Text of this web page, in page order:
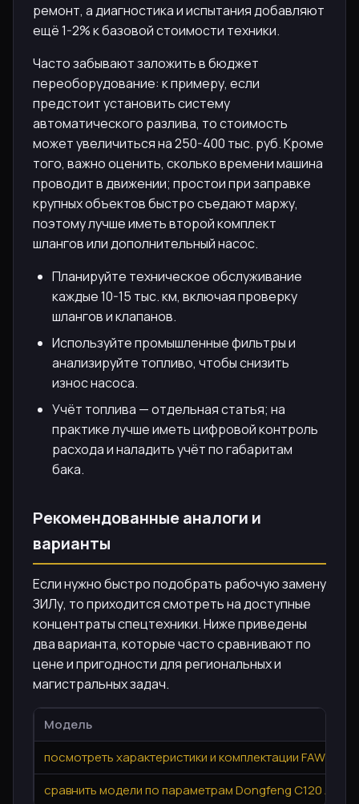
ремонт, а диагностика и испытания добавляют
ещё 1-2% к базовой стоимости техники.
Часто забывают заложить в бюджет
переоборудование: к примеру, если
предстоит установить систему
автоматического разлива, то стоимость
может увеличиться на 250-400 тыс. руб. Кроме
того, важно оценить, сколько времени машина
проводит в движении; простои при заправке
крупных объектов быстро съедают маржу,
поэтому лучше иметь второй комплект
шлангов или дополнительный насос.
Планируйте техническое обслуживание
каждые 10-15 тыс. км, включая проверку
шлангов и клапанов.
Используйте промышленные фильтры и
анализируйте топливо, чтобы снизить
износ насоса.
Учёт топлива — отдельная статья; на
практике лучше иметь цифровой контроль
расхода и наладить учёт по габаритам
бака.
Рекомендованные аналоги и
варианты
Если нужно быстро подобрать рабочую замену
ЗИЛу, то приходится смотреть на доступные
концентраты спецтехники. Ниже приведены
два варианта, которые часто сравнивают по
цене и пригодности для региональных и
магистральных задач.
Модель
посмотреть характеристики и комплектации FAW
сравнить модели по параметрам Dongfeng C120